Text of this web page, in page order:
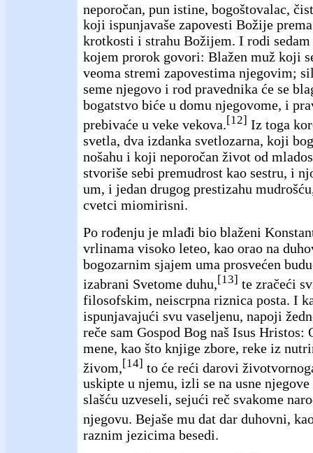
neporočan, pun istine, bogoštovalac,
koji ispunjavaše zapovesti Božije
krotkosti i strahu Božijem. I rodi
kojem prorok govori: Blažen muž koji
veoma stremi zapovestima njegovim;
seme njegovo i rod pravednika će se
bogatstvo biće u domu njegovome, i
prebivaće u veke vekova.[12] Iz toga
svetla, dva izdanka svetlozarna, koji
nošahu i koji neporočan život od
stvoriše sebi premudrost kao sestru, i
um, i jedan drugog prestizahu
cvetci miomirisni.
Po rođenju je mlađi bio blaženi
vrlinama visoko leteo, kao orao na
bogozarnim sjajem uma prosvećen
izabrani Svetome duhu,[13] te zračeći
filosofskim, neiscrpna riznica posta. I
ispunjavajući svu vaseljenu, napoji
reče sam Gospod Bog naš Isus
mene, kao što knjige zbore, reke iz
živom, [14] to će reći darovi
uskipte u njemu, izli se na usne
slašću uzveseli, sejući reč svakome
njegovu. Bejaše mu dat dar duhovni,
raznim jezicima besedi.